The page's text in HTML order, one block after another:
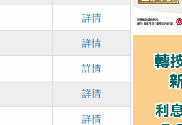
詳情
詳情
詳情
詳情
詳情